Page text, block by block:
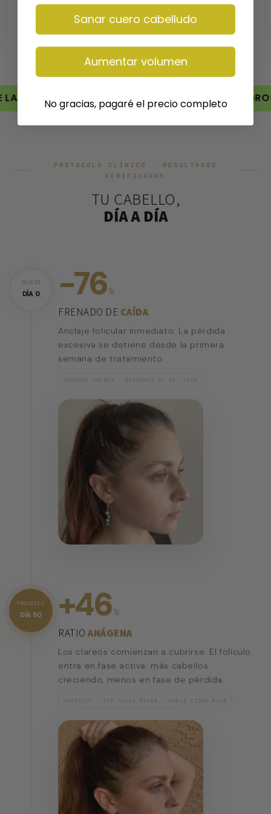
SIN SULFATOS
🧪
NOTÓ UN RÁPIDO CRECIMIENTO Y GROSOR DEL
PROTOCOLO CLÍNICO · RESULTADOS
VERIFICADOS
TU CABELLO,
DÍA A DÍA
−76%
FRENADO DE CAÍDA
Anclaje folicular inmediato. La pérdida
excesiva se detiene desde la primera
semana de tratamiento.
SERENOA REPENS · MORGANTI ET AL. 1998
INICIO
DÍA 0
+46%
RATIO ANÁGENA
Los clareos comienzan a cubrirse. El folículo
entra en fase activa: más cabellos
creciendo, menos en fase de pérdida.
CAPIXYL™ · IFF LUCAS MEYER · DOBLE CIEGO N=30
PROGRESO
DÍA 60
Sanar cuero cabelludo
Aumentar volumen
No gracias, pagaré el precio completo